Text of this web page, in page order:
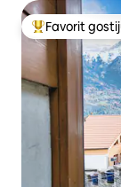
Glavni favorit
Favorit